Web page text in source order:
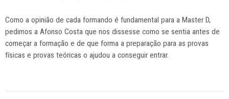
Como a opinião de cada formando é fundamental para a Master D,
pedimos a Afonso Costa que nos dissesse como se sentia antes de
começar a formação e de que forma a preparação para as provas
físicas e provas teóricas o ajudou a conseguir entrar.